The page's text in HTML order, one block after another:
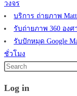
วงจร
บริการ ถ่ายภาพ
รับถ่ายภาพ 360 องศ
รับปักหมุด Google
ชั่วโมง
Search
website
Log in